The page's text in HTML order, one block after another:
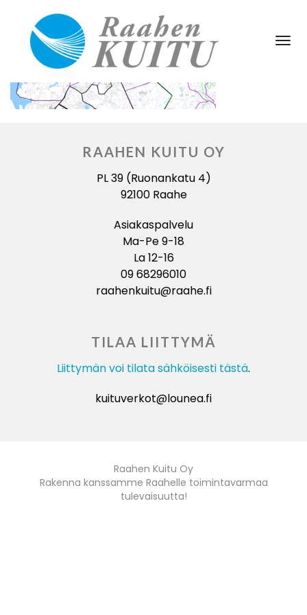
RAAHEN KUITU OY
PL 39 (Ruonankatu 4)
92100 Raahe
Asiakaspalvelu
Ma-Pe 9-18
La 12-16
09 68296010
raahenkuitu@raahe.fi
TILAA LIITTYMÄ
Liittymän voi tilata sähköisesti tästä.
kuituverkot@lounea.fi
Raahen Kuitu Oy
Rakenna kanssamme Raahelle toimintavarmaa
tulevaisuutta!